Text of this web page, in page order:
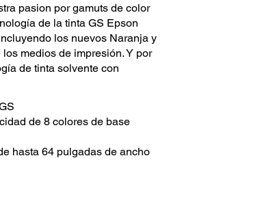
pasion por gamuts de color
de la tinta GS Epson
los nuevos Naranja y
medios de impresión. Y por
de tinta solvente con
de 8 colores de base
hasta 64 pulgadas de ancho